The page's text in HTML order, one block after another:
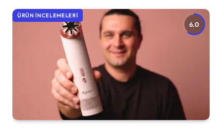
6.0
ÜRÜN İNCELEMELERI